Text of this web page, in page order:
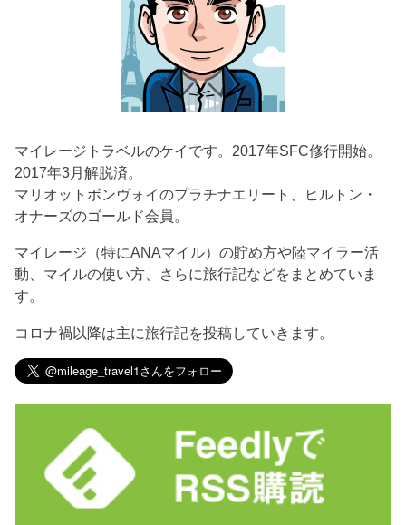
マイレージトラベルのケイです。2017年SFC修行開始。
2017年3月解脱済。
マリオットボンヴォイのプラチナエリート、ヒルトン・
オナーズのゴールド会員。
マイレージ（特にANAマイル）の貯め方や陸マイラー活
動、マイルの使い方、さらに旅行記などをまとめていま
す。
コロナ禍以降は主に旅行記を投稿していきます。